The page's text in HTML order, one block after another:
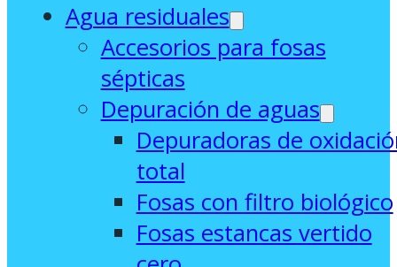
Agua residuales
Accesorios para fosas
sépticas
Depuración de aguas
Depuradoras de
total
Fosas con filtro biológico
Fosas estancas vertido